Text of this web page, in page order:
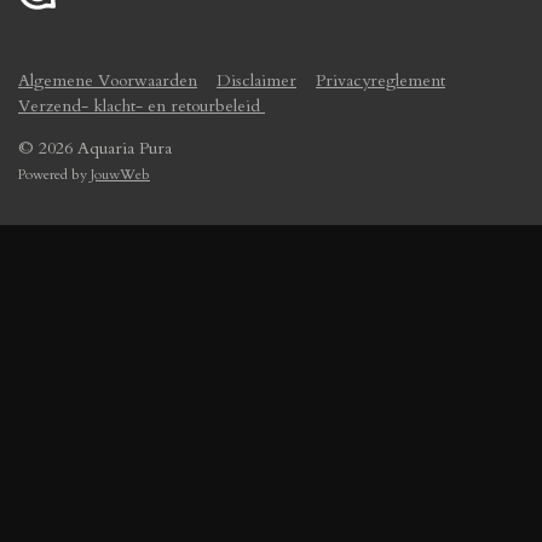
Algemene Voorwaarden Disclaimer
Privacyreglement
Verzend- klacht- en retourbeleid
© 2026 Aquaria Pura
Powered byJouwWeb